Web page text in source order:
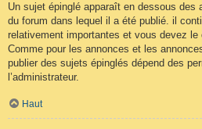
Un sujet épinglé apparaît en dessous des
du forum dans lequel il a été publié. il
relativement importantes et vous devez le
Comme pour les annonces et les
publier des sujets épinglés dépend des
l’administrateur.
Haut